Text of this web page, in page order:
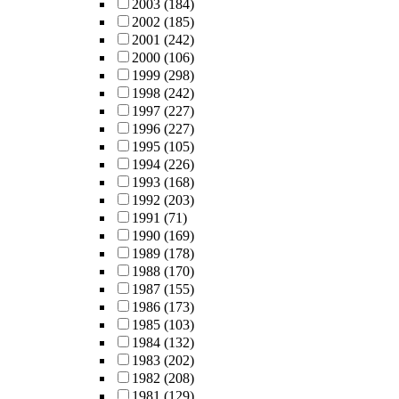
2003 (184)
2002 (185)
2001 (242)
2000 (106)
1999 (298)
1998 (242)
1997 (227)
1996 (227)
1995 (105)
1994 (226)
1993 (168)
1992 (203)
1991 (71)
1990 (169)
1989 (178)
1988 (170)
1987 (155)
1986 (173)
1985 (103)
1984 (132)
1983 (202)
1982 (208)
1981 (129)